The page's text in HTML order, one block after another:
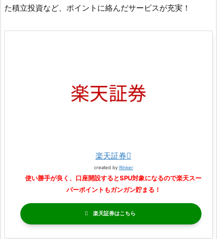
た積立投資など、ポイントに絡んだサービスが充実！
楽天証券
created by Rinker
使い勝手が良く、口座開設するとSPU対象になるので楽天スー
パーポイントもガンガン貯まる！
楽天証券